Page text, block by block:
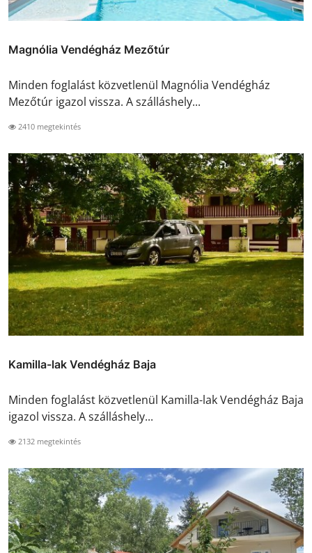
Magnólia Vendégház Mezőtúr
Minden foglalást közvetlenül Magnólia Vendégház
Mezőtúr igazol vissza. A szálláshely...
2410 megtekintés
Kamilla-lak Vendégház Baja
Minden foglalást közvetlenül Kamilla-lak Vendégház Baja
igazol vissza. A szálláshely...
2132 megtekintés